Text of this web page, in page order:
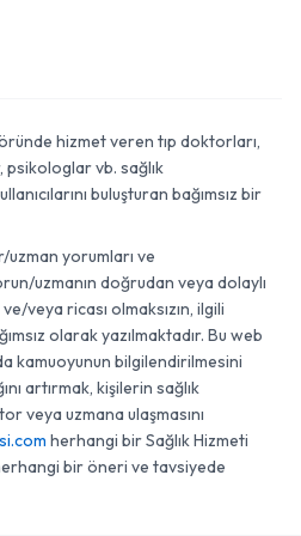
hizmet veren tıp doktorları,
vb. sağlık
buluşturan bağımsız bir
yorumları ve
uzmanın doğrudan veya dolaylı
veya ricası olmaksızın, ilgili
olarak yazılmaktadır. Bu web
kamuoyunun bilgilendirilmesini
artırmak, kişilerin sağlık
veya uzmana ulaşmasını
herhangi bir Sağlık Hizmeti
bir öneri ve tavsiyede